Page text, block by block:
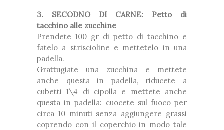
3. SECODNO DI CARNE: Petto di
tacchino alle zucchine
Prendete 100 gr di petto di tacchino e
fatelo a striscioline e mettetelo in una
padella.
Grattugiate una zucchina e mettete
anche questa in padella, riducete a
cubetti 1\4 di cipolla e mettete anche
questa in padella: cuocete sul fuoco per
circa 10 minuti senza aggiungere grassi
coprendo con il coperchio in modo tale